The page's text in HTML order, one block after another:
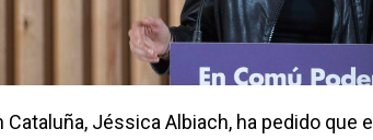
Jéssica Albiach, ha pedido que el